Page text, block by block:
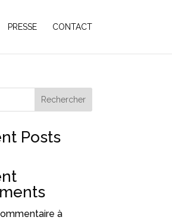
PRESSE CONTACT
Rechercher
Posts
à